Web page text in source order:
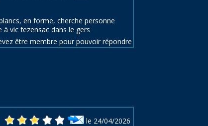
en forme, cherche personne
vic fezensac dans le gers
être membre pour pouvoir répondre
le 24/04/2026